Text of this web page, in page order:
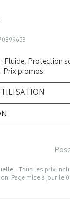
: Fluide, Protection
: Prix promos
- Tous les prix
Page mise à jour le